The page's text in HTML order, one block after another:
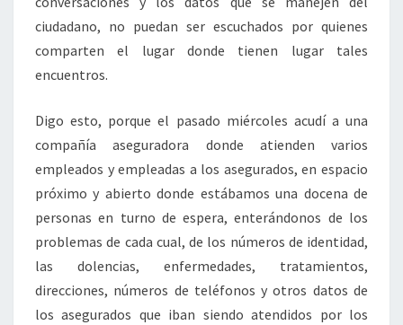
ciudadano, no puedan ser escuchados por quienes
comparten el lugar donde tienen lugar tales
encuentros.
Digo esto, porque el pasado miércoles acudí a una
compañía aseguradora donde atienden varios
empleados y empleadas a los asegurados, en espacio
próximo y abierto donde estábamos una docena de
personas en turno de espera, enterándonos de los
problemas de cada cual, de los números de identidad,
las dolencias, enfermedades, tratamientos,
direcciones, números de teléfonos y otros datos de
los asegurados que iban siendo atendidos por los